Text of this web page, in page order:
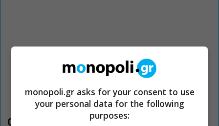
Οι «Τρωάδες» στην Επίδαυρο αλλάζουν την αντίληψη για
monopoli.gr asks for your consent to use
your personal data for the following
purposes: